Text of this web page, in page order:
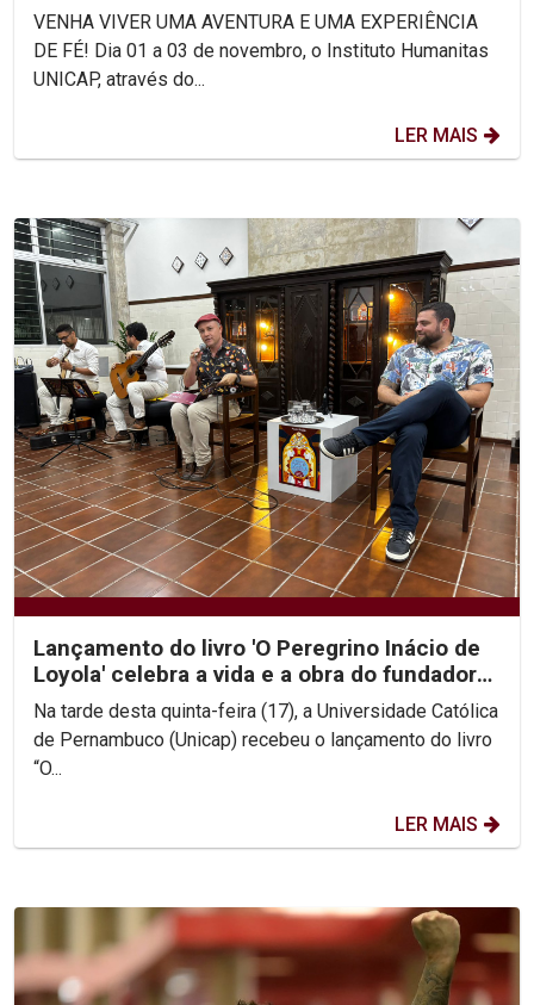
VENHA VIVER UMA AVENTURA E UMA EXPERIÊNCIA
DE FÉ! Dia 01 a 03 de novembro, o Instituto Humanitas
UNICAP, através do...
LER MAIS
Lançamento do livro 'O Peregrino Inácio de
Loyola' celebra a vida e a obra do fundador
da...
Na tarde desta quinta-feira (17), a Universidade Católica
de Pernambuco (Unicap) recebeu o lançamento do livro
“O...
LER MAIS